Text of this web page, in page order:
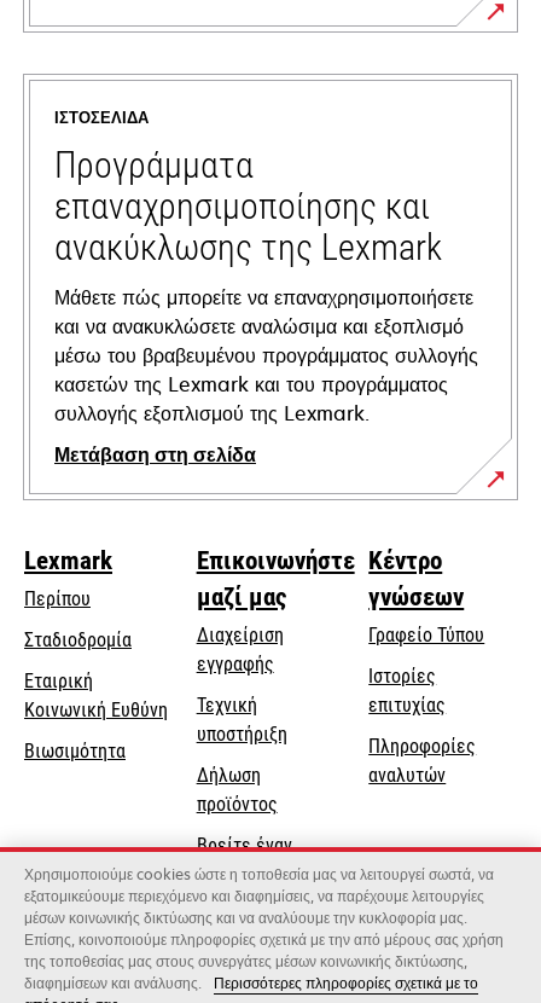
opens
in
new
tab
ΙΣΤΟΣΕΛΊΔΑ
Προγράμματα
επαναχρησιμοποίησης και
ανακύκλωσης της Lexmark
Μάθετε πώς μπορείτε να επαναχρησιμοποιήσετε
και να ανακυκλώσετε αναλώσιμα και εξοπλισμό
μέσω του βραβευμένου προγράμματος συλλογής
κασετών της Lexmark και του προγράμματος
συλλογής εξοπλισμού της Lexmark.
Μετάβαση στη σελίδα
Lexmark
Περίπου
Σταδιοδρομία
Εταιρική
Κοινωνική Ευθύνη opens
new
Βιωσιμότητα
Επικοινωνήστε
μαζί μας
Διαχείριση
εγγραφής
Τεχνική
υποστήριξηopens
tab
Δήλωση
προϊόντος
Βρείτε έναν
αντιπρόσωπο
Κατάλογος
χονδρεμπόρων
Κέντρο
γνώσεων
Γραφείο Τύπου
Ιστορίες
επιτυχίας
Πληροφορίες
αναλυτών
Χρησιμοποιούμε cookies ώστε η τοποθεσία μας να λειτουργεί σωστά, να
εξατομικεύουμε περιεχόμενο και διαφημίσεις, να παρέχουμε λειτουργίες
μέσων κοινωνικής δικτύωσης και να αναλύουμε την κυκλοφορία μας.
Επίσης, κοινοποιούμε πληροφορίες σχετικά με την από μέρους σας χρήση
της τοποθεσίας μας στους συνεργάτες μέσων κοινωνικής δικτύωσης,
διαφημίσεων και ανάλυσης.
Περισσότερες πληροφορίες σχετικά με το